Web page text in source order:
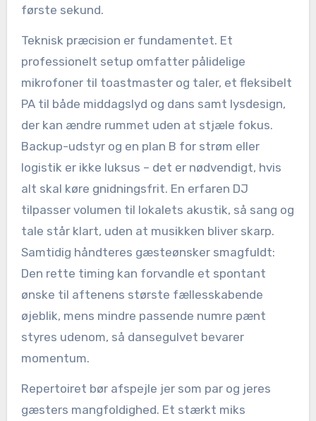
første sekund.
Teknisk præcision er fundamentet. Et
professionelt setup omfatter pålidelige
mikrofoner til toastmaster og taler, et fleksibelt
PA til både middagslyd og dans samt lysdesign,
der kan ændre rummet uden at stjæle fokus.
Backup-udstyr og en plan B for strøm eller
logistik er ikke luksus – det er nødvendigt, hvis
alt skal køre gnidningsfrit. En erfaren DJ
tilpasser volumen til lokalets akustik, så sang og
tale står klart, uden at musikken bliver skarp.
Samtidig håndteres gæsteønsker smagfuldt:
Den rette timing kan forvandle et spontant
ønske til aftenens største fællesskabende
øjeblik, mens mindre passende numre pænt
styres udenom, så dansegulvet bevarer
momentum.
Repertoiret bør afspejle jer som par og jeres
gæsters mangfoldighed. Et stærkt miks